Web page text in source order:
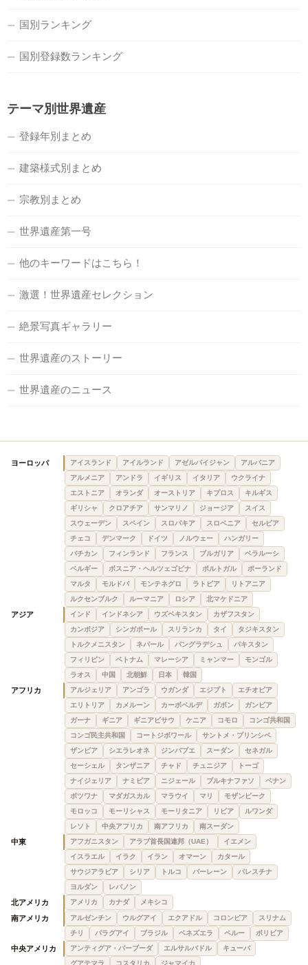
国別ランキング
国別登録数ランキング
テーマ別世界遺産
登録年別まとめ
建築様式別まとめ
宗教別まとめ
世界遺産第一号
他のキーワードはこちら！
激選！世界遺産セレクション
絶景写真ギャラリー
世界遺産のストーリー
世界遺産のニュース
ヨーロッパ アイスランド アイルランド アゼルバイジャン
アルバニア
アルメニア
アンドラ イギリス イタリア
ウクライナ
エストニア
オランダ オーストリア キプロス
キルギス
ギリシャ
クロアチア サンマリノ ジョージア
スイス
スウェーデン
スペイン スロバキア スロベニア
セルビア
チェコ
デンマーク ドイツ ノルウェー
ハンガリー
バチカン
フィンランド フランス ブルガリア
ベラルーシ
ベルギー
ボスニア・ヘルツェゴビナ ポルトガル
ポーランド
マルタ
モルドバ モンテネグロ ラトビア
リトアニア
ルクセンブルク
ルーマニア ロシア 北マケドニア
アジア インド インドネシア ウズベキスタン
カザフスタン
カンボジア
シンガポール スリランカ タイ
タジキスタン
トルクメニスタン
ネパール バングラデシュ
パキスタン
フィリピン
ベトナム マレーシア ミャンマー
モンゴル
ラオス
中国 北朝鮮 日本 韓国
アフリカ アルジェリア アンゴラ ウガンダ エジプト
エチオピア
エリトリア
カメルーン カーボベルデ ガボン
ガンビア
ガーナ
ギニア ギニアビサウ ケニア コモロ
コンゴ共和国
コンゴ民主共和国
コートジボワール
サントメ・プリンシペ
ザンビア
シエラレオネ ジンバブエ スーダン
セネガル
セーシェル
タンザニア チャド チュニジア
トーゴ
ナイジェリア
ナミビア ニジェール ブルキナファソ
ベナン
ボツワナ
マダガスカル マラウイ マリ
モザンビーク
モロッコ
モーリシャス モーリタニア リビア
ルワンダ
レソト
中央アフリカ 南アフリカ 南スーダン
中東 アフガニスタン アラブ首長国連邦（UAE）
イエメン
イスラエル
イラク イラン オマーン
カタール
サウジアラビア
シリア トルコ バーレーン
パレスチナ
ヨルダン
レバノン
北アメリカ アメリカ カナダ メキシコ
南アメリカ アルゼンチン ウルグアイ エクアドル コロンビア
スリナム
チリ
パラグアイ ブラジル ベネズエラ ペルー ボリビア
中央アメリカ アンティグア・バーブーダ エルサルバドル
キューバ
グアテマラ
コスタリカ ジャマイカ